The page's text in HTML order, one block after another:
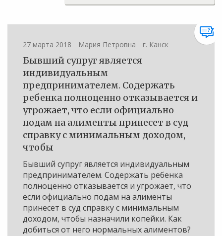
27 марта 2018 Мария Петровна г. Канск
Бывший супруг является
индивидуальным
предпринимателем. Содержать
ребенка полноценно отказывается и
угрожает, что если официально
подам на алименты принесет в суд
справку с минимальным доходом,
чтобы
Бывший супруг является индивидуальным
предпринимателем. Содержать ребенка
полноценно отказывается и угрожает, что
если официально подам на алименты
принесет в суд справку с минимальным
доходом, чтобы назначили копейки. Как
добиться от него нормальных алиментов?